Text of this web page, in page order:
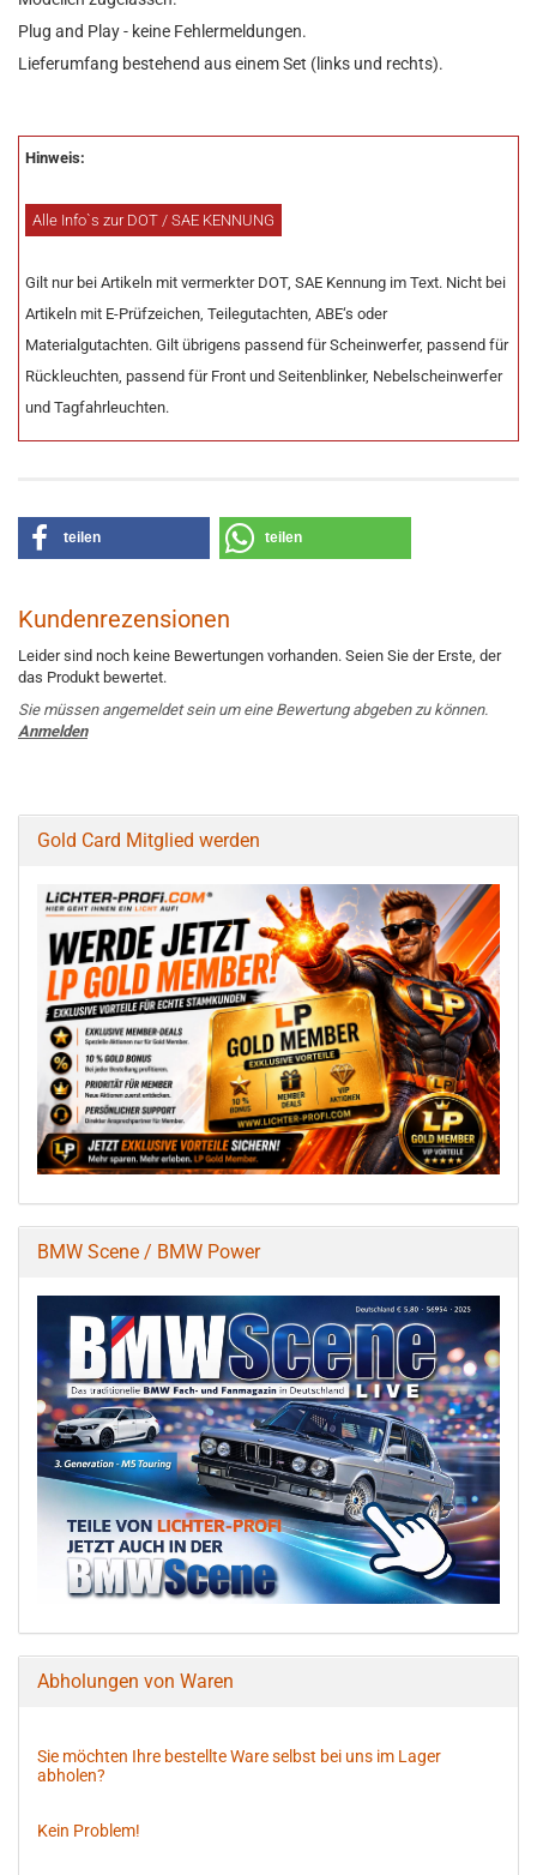
Plug and Play - keine Fehlermeldungen.
Lieferumfang bestehend aus einem Set (links und rechts).
Hinweis:
Alle Info`s zur DOT / SAE KENNUNG
Gilt nur bei Artikeln mit vermerkter DOT, SAE Kennung im Text. Nicht bei
Artikeln mit E-Prüfzeichen, Teilegutachten, ABE‘s oder
Materialgutachten. Gilt übrigens passend für Scheinwerfer, passend für
Rückleuchten, passend für Front und Seitenblinker, Nebelscheinwerfer
und Tagfahrleuchten.
teilen teilen
Kundenrezensionen
Leider sind noch keine Bewertungen vorhanden. Seien Sie der Erste, der
das Produkt bewertet.
Sie müssen angemeldet sein um eine Bewertung abgeben zu können.
Anmelden
Gold Card Mitglied werden
BMW Scene / BMW Power
Abholungen von Waren
Sie möchten Ihre bestellte Ware selbst bei uns im Lager
abholen?
Kein Problem!